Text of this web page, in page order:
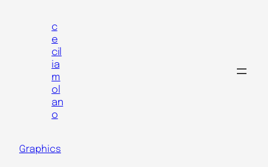
c
e
cil
ia
m
ol
an
o
Graphics